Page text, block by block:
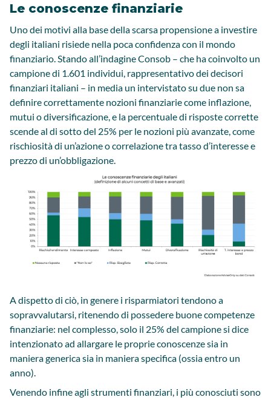
Le conoscenze finanziarie
Uno dei motivi alla base della scarsa propensione a investire
degli italiani risiede nella poca confidenza con il mondo
finanziario. Stando all’indagine Consob – che ha coinvolto un
campione di 1.601 individui, rappresentativo dei decisori
finanziari italiani – in media un intervistato su due non sa
definire correttamente nozioni finanziarie come inflazione,
mutui o diversificazione, e la percentuale di risposte corrette
scende al di sotto del 25% per le nozioni più avanzate, come
rischiosità di un’azione o correlazione tra tasso d’interesse e
prezzo di un’obbligazione.
A dispetto di ciò, in genere i risparmiatori tendono a
sopravvalutarsi, ritenendo di possedere buone competenze
finanziarie: nel complesso, solo il 25% del campione si dice
intenzionato ad allargare le proprie conoscenze sia in
maniera generica sia in maniera specifica (ossia entro un
anno).
Venendo infine agli strumenti finanziari, i più conosciuti sono